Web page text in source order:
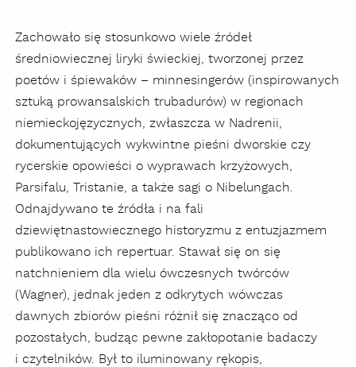
Zachowało się stosunkowo wiele źródeł
średniowiecznej liryki świeckiej, tworzonej przez
poetów i śpiewaków – minnesingerów (inspirowanych
sztuką prowansalskich trubadurów) w regionach
niemieckojęzycznych, zwłaszcza w Nadrenii,
dokumentujących wykwintne pieśni dworskie czy
rycerskie opowieści o wyprawach krzyżowych,
Parsifalu, Tristanie, a także sagi o Nibelungach.
Odnajdywano te źródła i na fali
dziewiętnastowiecznego historyzmu z entuzjazmem
publikowano ich repertuar. Stawał się on się
natchnieniem dla wielu ówczesnych twórców
(Wagner), jednak jeden z odkrytych wówczas
dawnych zbiorów pieśni różnił się znacząco od
pozostałych, budząc pewne zakłopotanie badaczy
i czytelników. Był to iluminowany rękopis,